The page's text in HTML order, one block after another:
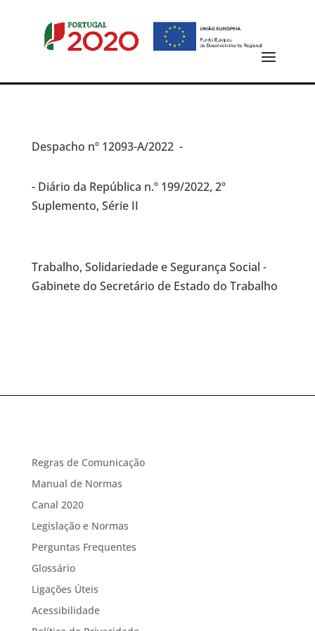
Despacho nº 12093-A/2022 -
- Diário da República n.º 199/2022, 2º
Suplemento, Série II
Trabalho, Solidariedade e Segurança Social -
Gabinete do Secretário de Estado do Trabalho
Regras de Comunicação
Manual de Normas
Canal 2020
Legislação e Normas
Perguntas Frequentes
Glossário
Ligações Úteis
Acessibilidade